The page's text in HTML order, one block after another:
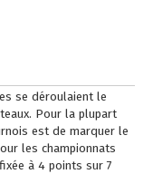
se déroulaient le
Pour la plupart
est de marquer le
les championnats
à 4 points sur 7